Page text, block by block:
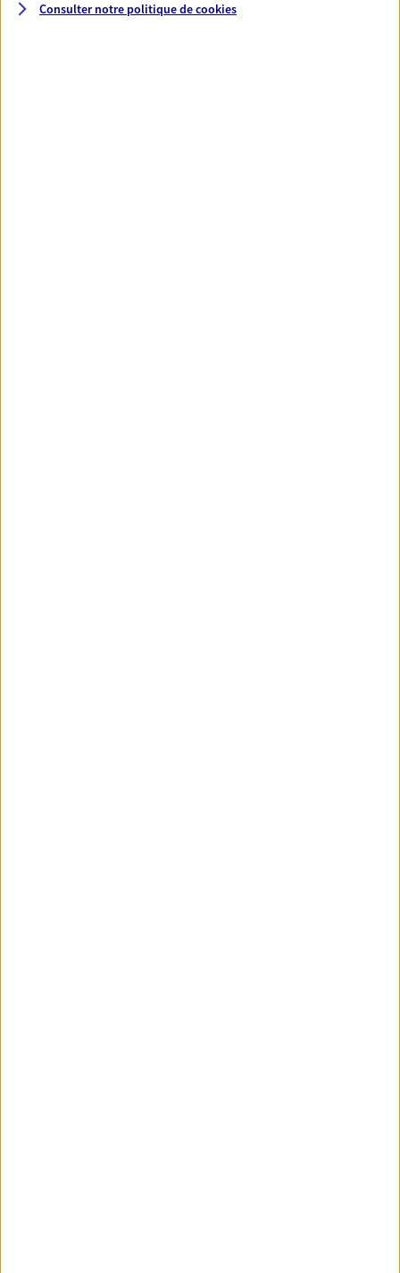
NOUS CONTACTER
Consulter notre politique decookies